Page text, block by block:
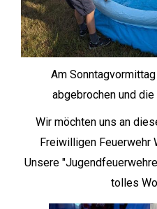
Am
abgebrochen und
Wir möchten uns an
Freiwilligen Feuerwehr
Unsere
tolles